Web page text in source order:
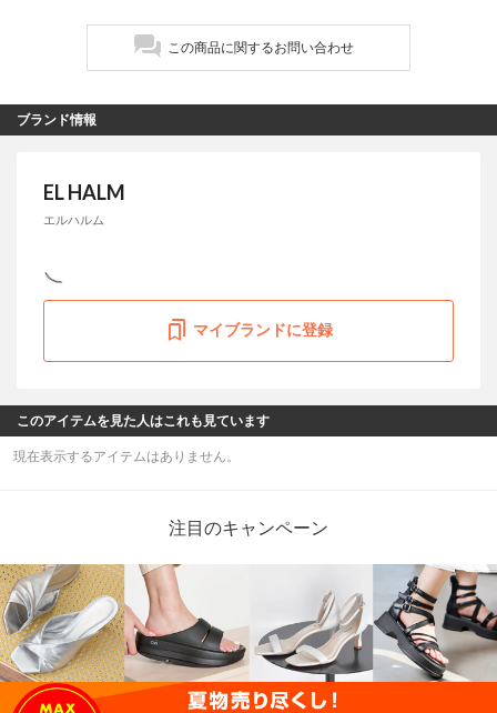
この商品に関するお問い合わせ
ブランド情報
EL HALM
エルハルム
マイブランドに登録
このアイテムを見た人はこれも見ています
現在表示するアイテムはありません。
注目のキャンペーン